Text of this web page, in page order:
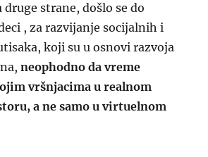
druge strane, došlo se do
, za razvijanje socijalnih i
koji su u osnovi razvoja
neophodno da vreme
vršnjacima u realnom
a ne samo u virtuelnom